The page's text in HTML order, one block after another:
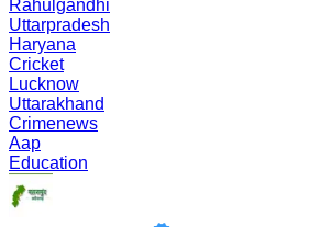
Rahulgandhi
Uttarpradesh
Haryana
Cricket
Lucknow
Uttarakhand
Crimenews
Aap
Education